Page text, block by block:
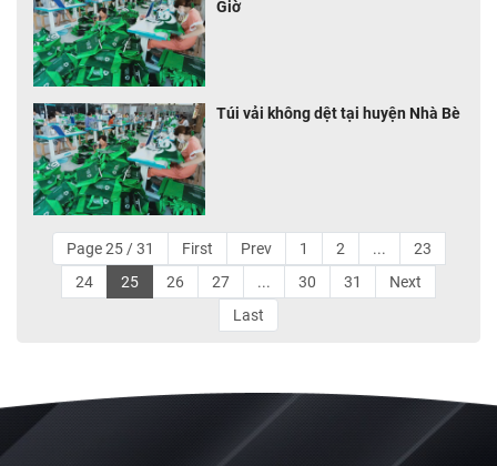
Giờ
Túi vải không dệt tại huyện Nhà Bè
Page 25 / 31 First Prev 1 2 ...
23
24
25 26 27 ... 30 31
Next
Last